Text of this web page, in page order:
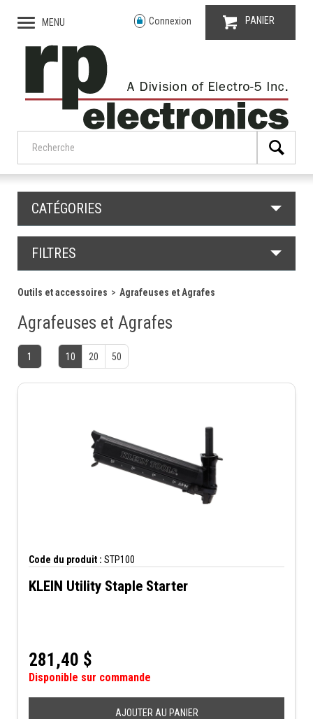
MENU Connexion PANIER
CATÉGORIES
FILTRES
Outils et accessoires Agrafeuses et Agrafes
Agrafeuses et Agrafes
1 10 20 50
Code du produit : STP100
KLEIN Utility Staple Starter
281,40 $
Disponible sur commande
AJOUTER AU PANIER